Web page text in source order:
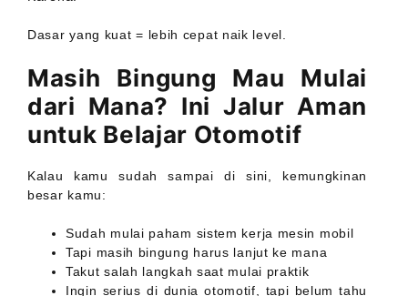
Dasar yang kuat = lebih cepat naik level.
Masih Bingung Mau Mulai
dari Mana? Ini Jalur Aman
untuk Belajar Otomotif
Kalau kamu sudah sampai di sini, kemungkinan
besar kamu:
Sudah mulai paham sistem kerja mesin mobil
Tapi masih bingung harus lanjut ke mana
Takut salah langkah saat mulai praktik
Ingin serius di dunia otomotif, tapi belum tahu